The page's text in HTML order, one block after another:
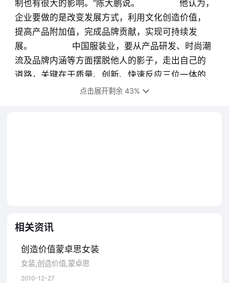
制也有很大的影响。”陈大鹏说。 他认为，
企业要做的是改变发展方式，利用文化创造价值，
提高产品附加值，完成品牌贡献，实现可持续发
展。 中国服装业，要从产品研发、时尚潮
流及品牌内涵等方面摆脱他人的影子，走出自己的
道路，关键在于质量、创新、快速反应三位一体的
产业化建设，而这其中信息技术的应用就是走产业
近日在接受记者采访时如此表示。 他认
为，品牌设计师在设计呈现上要尽量避免出现以前
所有看过的任何可能，这其中也包括了对国际大牌
的仿效。 客观地讲，目前我们不少品牌还
点击展开剩余 43%
相关资讯
创造价值蒙卓思女装
女装,创造价值,蒙卓思
2010-12-27